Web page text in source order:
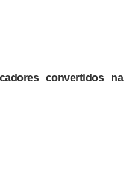
convertidos na